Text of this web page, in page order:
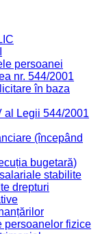
persoanei
nr. 544/2001
în baza
al Legii 544/2001
(începând
bugetară)
stabilite
drepturi
persoanelor fizice